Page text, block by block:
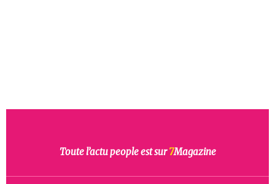
Toute l’actu people est sur7Magazine